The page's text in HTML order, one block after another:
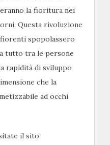
la fioritura nei
Questa rivoluzione
spopolassero
tutto tra le persone
rapidità di sviluppo
che la
ad occhi
il sito